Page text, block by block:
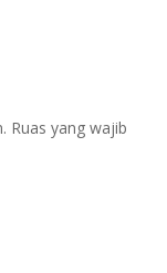
Ruas yang wajib